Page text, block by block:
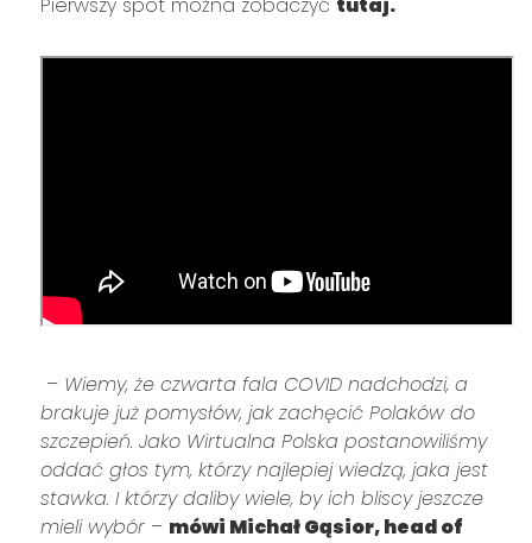
– Wiemy, że czwarta fala COVID nadchodzi, a
brakuje już pomysłów, jak zachęcić Polaków do
szczepień. Jako Wirtualna Polska postanowiliśmy
oddać głos tym, którzy najlepiej wiedzą, jaka jest
stawka. I którzy daliby wiele, by ich bliscy jeszcze
mieli wybór – mówi Michał Gąsior, head of